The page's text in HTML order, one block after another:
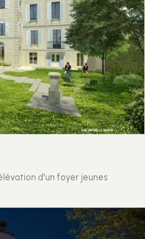
d'un foyer jeunes